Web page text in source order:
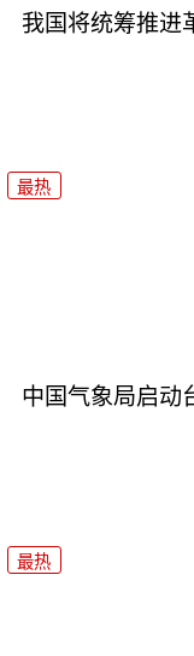
我国将统筹推进
最热
中国气象局启动
最热